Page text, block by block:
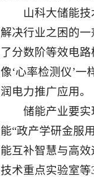
山科大储能
解决行业之困的
了分数阶等效电
像‘心率检测仪’
润电力推广应用。
储能产业要
能“政产学研金服
能互补智慧与高
技术重点实验室